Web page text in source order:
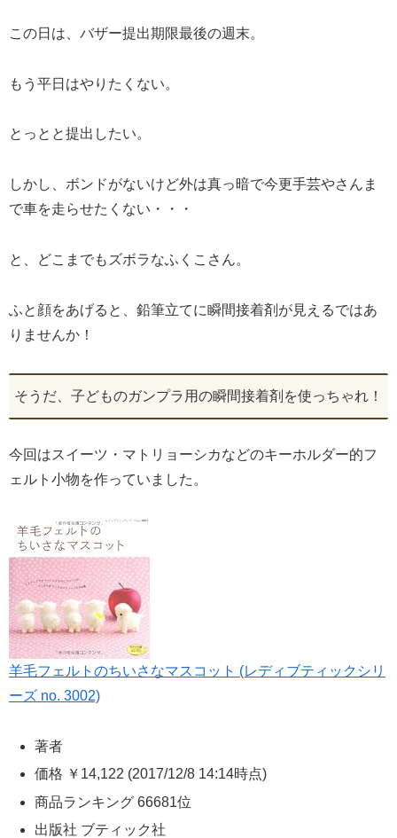
この日は、バザー提出期限最後の週末。
もう平日はやりたくない。
とっとと提出したい。
しかし、ボンドがないけど外は真っ暗で今更手芸やさんま
で車を走らせたくない・・・
と、どこまでもズボラなふくこさん。
ふと顔をあげると、鉛筆立てに瞬間接着剤が見えるではあ
りませんか！
そうだ、子どものガンプラ用の瞬間接着剤を使っちゃれ！
今回はスイーツ・マトリョーシカなどのキーホルダー的フ
ェルト小物を作っていました。
羊毛フェルトのちいさなマスコット (レディブティックシリ
ーズ no. 3002)
著者
価格 ￥14,122 (2017/12/8 14:14時点)
商品ランキング 66681位
出版社 ブティック社